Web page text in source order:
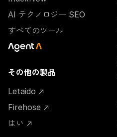
AI テクノロジー SEO
すべてのツール
その他の製品
Letaido ↗
Firehose ↗
はい ↗